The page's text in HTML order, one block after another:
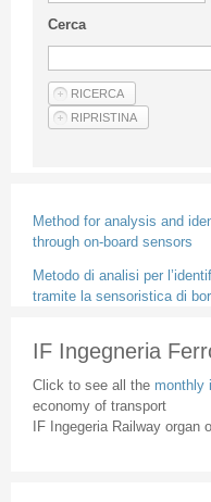
Privacy & Policy
Articles
Cerca
Method for analysis and
through on-board sensors
Metodo di analisi per
tramite la sensoristica di
IF Ingegneria
Click to see all the monthly
economy of transport
IF Ingegeria Railway organ